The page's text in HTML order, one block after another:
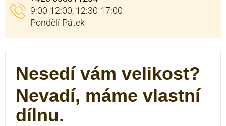
Nesedí vám velikost?
Nevadí, máme vlastní
dílnu.